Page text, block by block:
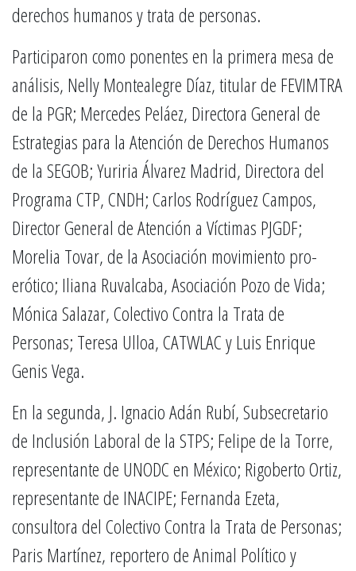
derechos humanos y trata de personas.
Participaron como ponentes en la primera mesa de
análisis, Nelly Montealegre Díaz, titular de FEVIMTRA
de la PGR; Mercedes Peláez, Directora General de
Estrategias para la Atención de Derechos Humanos
de la SEGOB; Yuriria Álvarez Madrid, Directora del
Programa CTP, CNDH; Carlos Rodríguez Campos,
Director General de Atención a Víctimas PJGDF;
Morelia Tovar, de la Asociación movimiento pro-
erótico; Iliana Ruvalcaba, Asociación Pozo de Vida;
Mónica Salazar, Colectivo Contra la Trata de
Personas; Teresa Ulloa, CATWLAC y Luis Enrique
Genis Vega.
En la segunda, J. Ignacio Adán Rubí, Subsecretario
de Inclusión Laboral de la STPS; Felipe de la Torre,
representante de UNODC en México; Rigoberto Ortiz,
representante de INACIPE; Fernanda Ezeta,
consultora del Colectivo Contra la Trata de Personas;
Paris Martínez, reportero de Animal Político y